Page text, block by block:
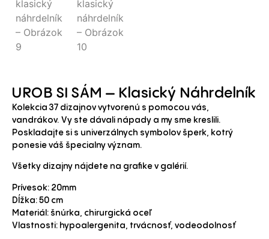
UROB SI SÁM – Klasický Náhrdelník
Kolekcia 37 dizajnov vytvorenú s pomocou vás,
vandrákov. Vy ste dávali nápady a my sme kreslili.
Poskladajte si s univerzálnych symbolov šperk, kotrý
ponesie váš špecialny význam.
Všetky dizajny nájdete na grafike v galérií.
Prívesok: 20mm
Dĺžka: 50 cm
Materiál: šnúrka, chirurgická oceľ
Vlastnosti: hypoalergenita, trvácnosť, vodeodolnosť